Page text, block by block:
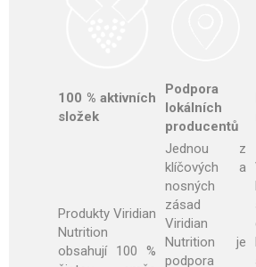
100 % aktivních
složek
Podpora
lokálních
producentů
Produkty Viridian
Nutrition
obsahují 100 %
Jednou z
klíčových a
nosných
zásad
Viridian
Nutrition je
podpora